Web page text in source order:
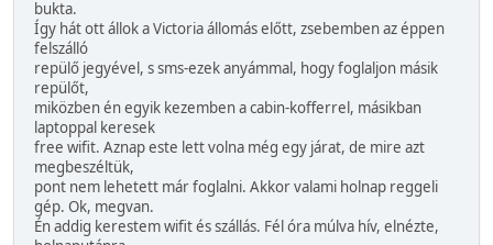
bukta.
Így hát ott állok a Victoria állomás előtt, zsebemben az éppen
felszálló
repülő jegyével, s sms-ezek anyámmal, hogy foglaljon másik
repülőt,
miközben én egyik kezemben a cabin-kofferrel, másikban
laptoppal keresek
free wifit. Aznap este lett volna még egy járat, de mire azt
megbeszéltük,
pont nem lehetett már foglalni. Akkor valami holnap reggeli
gép. Ok, megvan.
Én addig kerestem wifit és szállás. Fél óra múlva hív, elnézte,